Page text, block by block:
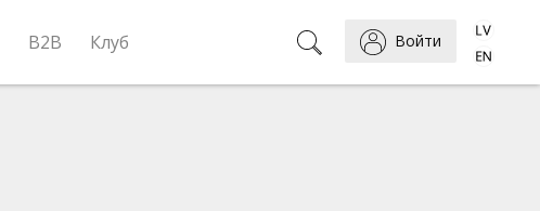
B2B Клуб Войти